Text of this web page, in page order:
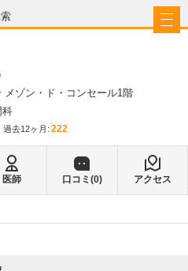
メゾン・ド・コンセール1階
科
過去12ヶ月: 222
医師 口コミ(0) アクセス